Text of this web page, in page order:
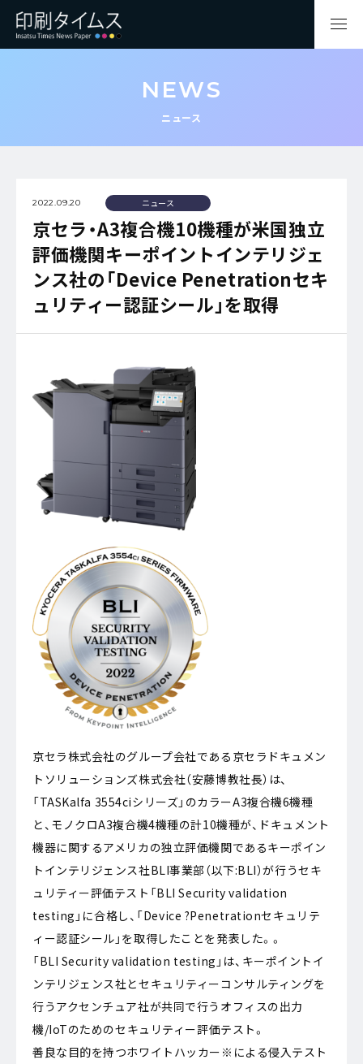
NEWS
ニュース
2022.09.20 ニュース
京セラ・A3複合機10機種が米国独立
評価機関キーポイントインテリジェ
ンス社の「Device Penetrationセキ
ュリティー認証シール」を取得
京セラ株式会社のグループ会社である京セラドキュメン
トソリューションズ株式会社（安藤博教社長）は、
「TASKalfa 3554ciシリーズ」のカラーA3複合機6機種
と、モノクロA3複合機4機種の計10機種が、ドキュメント
機器に関するアメリカの独立評価機関であるキーポイン
トインテリジェンス社BLI事業部（以下:BLI）が行うセキ
ュリティー評価テスト「BLI Security validation
testing」に合格し、「Device ?Penetrationセキュリテ
ィー認証シール」を取得したことを発表した。。
「BLI Security validation testing」は、キーポイントイ
ンテリジェンス社とセキュリティーコンサルティングを
行うアクセンチュア社が共同で行うオフィスの出力
機/IoTのためのセキュリティー評価テスト。
善良な目的を持つホワイトハッカー※による侵入テスト